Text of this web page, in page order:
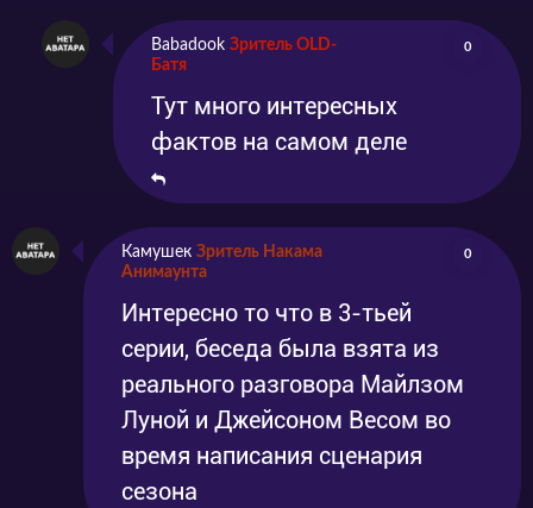
Babadook Зритель OLD-
Батя
0
Тут много интересных
фактов на самом деле
Камушек Зритель Накама
Анимаунта
0
Интересно то что в 3-тьей
серии, беседа была взята из
реального разговора Майлзом
Луной и Джейсоном Весом во
время написания сценария
сезона